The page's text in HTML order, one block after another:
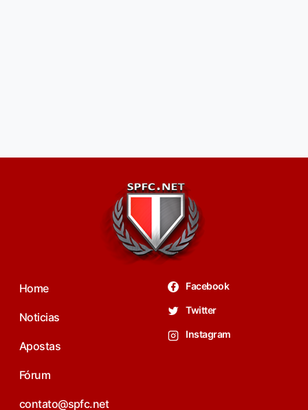
Home
Noticias
Apostas
Fórum
contato@spfc.net
Facebook
Twitter
Instagram